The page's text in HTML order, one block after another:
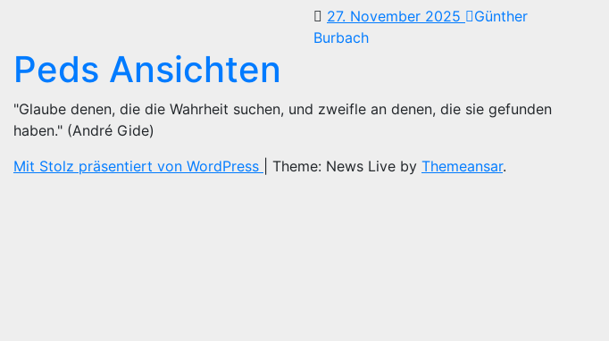
27. November 2025
Günther
Burbach
Peds Ansichten
"Glaube denen, die die Wahrheit suchen, und zweifle an denen, die sie gefunden
haben." (André Gide)
Mit Stolz präsentiert von WordPress
Theme: News Live by Themeansar.